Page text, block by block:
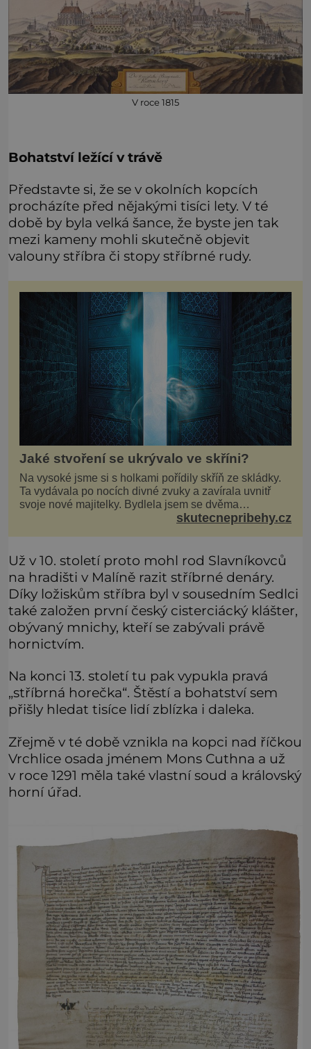
V roce 1815
Bohatství ležící v trávě
Představte si, že se v okolních kopcích
procházíte před nějakými tisíci lety. V té
době by byla velká šance, že byste jen tak
mezi kameny mohli skutečně objevit
valouny stříbra či stopy stříbrné rudy.
Jaké stvoření se ukrývalo ve skříni?
Na vysoké jsme si s holkami pořídily skříň ze skládky.
Ta vydávala po nocích divné zvuky a zavírala uvnitř
svoje nové majitelky. Bydlela jsem se dvěma
kamarádkami a bavilo nás zvelebovat si náš byt. Skoro
skutecnepribehy.cz
Už v 10. století proto mohl rod Slavníkovců
na hradišti v Malíně razit stříbrné denáry.
Díky ložiskům stříbra byl v sousedním Sedlci
také založen první český cisterciácký klášter,
obývaný mnichy, kteří se zabývali právě
hornictvím.
Na konci 13. století tu pak vypukla pravá
„stříbrná horečka“. Štěstí a bohatství sem
přišly hledat tisíce lidí zblízka i daleka.
Zřejmě v té době vznikla na kopci nad říčkou
Vrchlice osada jménem Mons Cuthna a už
v roce 1291 měla také vlastní soud a královský
horní úřad.